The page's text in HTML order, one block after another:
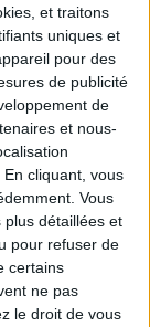
et traitons
uniques et
pour des
de publicité
de
et nous-
En cliquant, vous
Vous
détaillées et
pour refuser de
certains
ne pas
le droit de vous
WEEKEND